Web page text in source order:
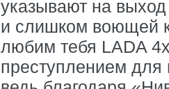
указывают на
и слишком воющей
любим тебя LADA
преступлением для